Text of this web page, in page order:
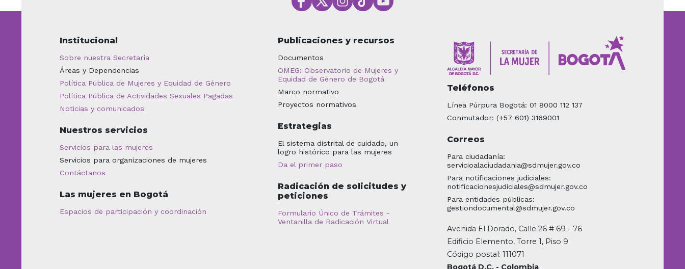
Institucional
Sobre nuestra Secretaría
Áreas y Dependencias
Política Pública de Mujeres y Equidad de Género
Política Pública de Actividades Sexuales Pagadas
Noticias y comunicados
Nuestros servicios
Servicios para las mujeres
Servicios para organizaciones de mujeres
Contáctanos
Las mujeres en Bogotá
Espacios de participación y coordinación
Publicaciones y recursos
Documentos
OMEG: Observatorio de Mujeres y
Equidad de Género de Bogotá
Marco normativo
Proyectos normativos
Estrategias
El sistema distrital de cuidado, un
logro histórico para las mujeres
Da el primer paso
Radicación de solicitudes y
peticiones
Formulario Único de Trámites -
Ventanilla de Radicación Virtual
Teléfonos
Línea Púrpura Bogotá: 01 8000 112 137
Conmutador: (+57 601) 3169001
Correos
Para ciudadanía:
servicioalaciudadania@sdmujer.gov.co
Para notificaciones judiciales:
notificacionesjudiciales@sdmujer.gov.co
Para entidades públicas:
gestiondocumental@sdmujer.gov.co
Avenida El Dorado, Calle 26 # 69 - 76
Edificio Elemento, Torre 1, Piso 9
Código postal: 111071
Bogotá D.C. - Colombia